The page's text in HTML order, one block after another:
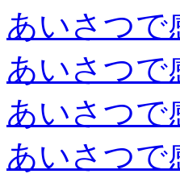
あいさつで
あいさつで
あいさつで
あいさつで